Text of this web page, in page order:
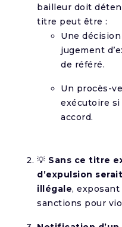
bailleur doit
titre peut être :
Une
jugement
de référé.
Un procès-
exécutoire
accord.
💡 Sans ce titre
d’expulsion
illégale,
sanctions pour